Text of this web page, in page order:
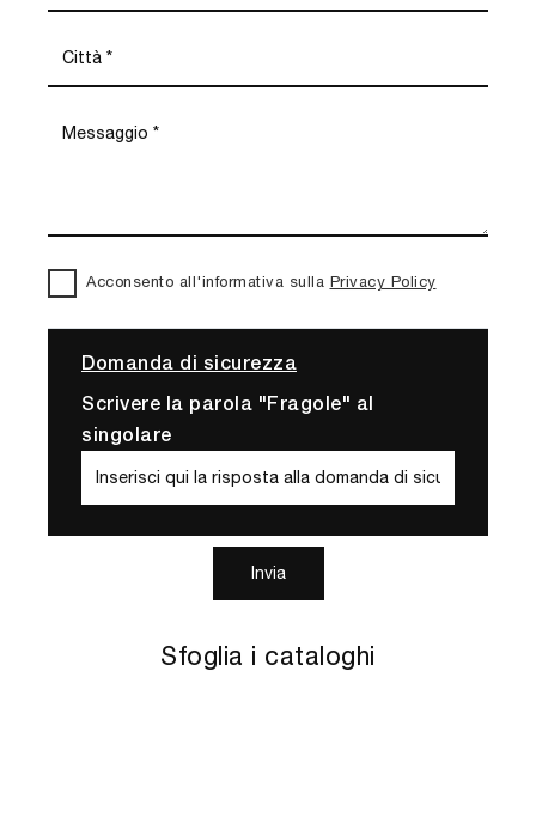
Sfoglia i cataloghi
Acconsento all'informativa sulla Privacy Policy
Domanda di sicurezza
Scrivere la parola "Fragole" al
singolare
Invia